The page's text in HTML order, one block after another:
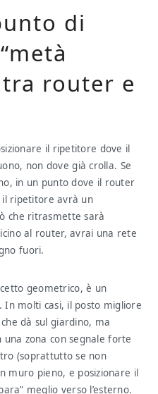
di
router e
il ripetitore dove il
non dove già crolla. Se
in un punto dove il router
il ripetitore avrà un
che ritrasmette sarà
al router, avrai una rete
fuori.
geometrico, è un
In molti casi, il posto migliore
dà sul giardino, ma
una zona con segnale forte
(soprattutto se non
muro pieno, e posizionare il
meglio verso l’esterno.